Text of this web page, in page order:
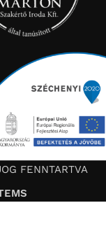
FENNTARTVA